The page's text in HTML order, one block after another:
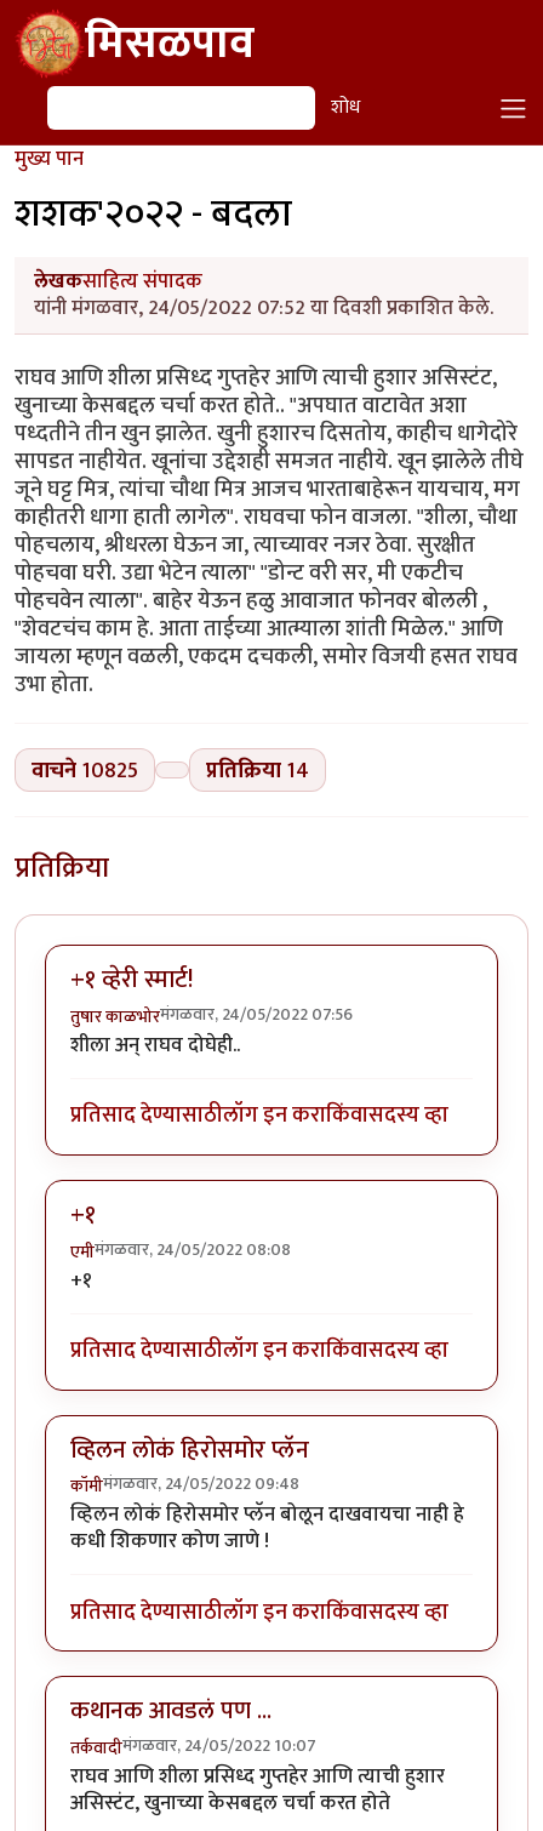
Skip to main contentमिसळपाव
शोध शोध
मुख्य पान
शशक'२०२२ - बदला
लेखकसाहित्य संपादक
यांनी मंगळवार, 24/05/2022 07:52 या दिवशी प्रकाशित केले.
राघव आणि शीला प्रसिध्द गुप्तहेर आणि त्याची हुशार असिस्टंट,
खुनाच्या केसबद्दल चर्चा करत होते.. "अपघात वाटावेत अशा
पध्दतीने तीन खुन झालेत. खुनी हुशारच दिसतोय, काहीच धागेदोरे
सापडत नाहीयेत. खूनांचा उद्देशही समजत नाहीये. खून झालेले तीघे
जूने घट्ट मित्र, त्यांचा चौथा मित्र आजच भारताबाहेरून यायचाय, मग
काहीतरी धागा हाती लागेल". राघवचा फोन वाजला. "शीला, चौथा
पोहचलाय, श्रीधरला घेऊन जा, त्याच्यावर नजर ठेवा. सुरक्षीत
पोहचवा घरी. उद्या भेटेन त्याला" "डोन्ट वरी सर, मी एकटीच
पोहचवेन त्याला". बाहेर येऊन हळु आवाजात फोनवर बोलली ,
"शेवटचंच काम हे. आता ताईच्या आत्म्याला शांती मिळेल." आणि
जायला म्हणून वळली, एकदम दचकली, समोर विजयी हसत राघव
उभा होता.
वाचने10825 प्रतिक्रिया14
प्रतिक्रिया
+१ व्हेरी स्मार्ट!
तुषार काळभोरमंगळवार, 24/05/2022 07:56
शीला अन् राघव दोघेही..
प्रतिसाद देण्यासाठीलॉग इन कराकिंवासदस्य व्हा
+१
एमीमंगळवार, 24/05/2022 08:08
+१
प्रतिसाद देण्यासाठीलॉग इन कराकिंवासदस्य व्हा
व्हिलन लोकं हिरोसमोर प्लॅन
कॉमीमंगळवार, 24/05/2022 09:48
व्हिलन लोकं हिरोसमोर प्लॅन बोलून दाखवायचा नाही हे
कधी शिकणार कोण जाणे !
प्रतिसाद देण्यासाठीलॉग इन कराकिंवासदस्य व्हा
कथानक आवडलं पण ...
तर्कवादीमंगळवार, 24/05/2022 10:07
राघव आणि शीला प्रसिध्द गुप्तहेर आणि त्याची हुशार
असिस्टंट, खुनाच्या केसबद्दल चर्चा करत होते